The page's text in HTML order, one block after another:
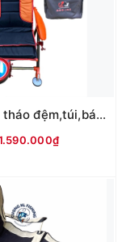
Ghế nằm tháo đệm,túi,bát,chân cắm ô,chân cắm chống cần